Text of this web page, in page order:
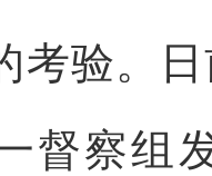
考验。
督察组